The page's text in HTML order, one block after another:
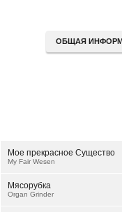
ОБЩАЯ
Мое прекрасное Существо
My Fair Wesen
Мясорубка
Organ Grinder